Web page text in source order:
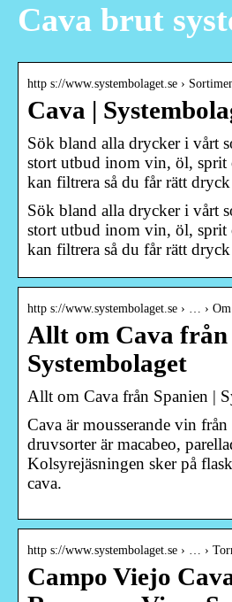
Cava brut
http s://www.systembolaget.se ›
Cava |
Sök bland alla drycker i vårt
stort utbud inom vin, öl,
kan filtrera så du får rätt
Sök bland alla drycker i vårt
stort utbud inom vin, öl,
kan filtrera så du får rätt
http s://www.systembolaget.se › … ›
Allt om Cava från
Systembolaget
Allt om Cava från Spanien |
Cava är mousserande vin
druvsorter är macabeo,
Kolsyrejäsningen sker på
cava.
http s://www.systembolaget.se › … ›
Campo Viejo